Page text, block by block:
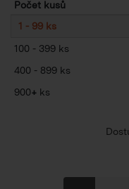
Počet kusů
1 - 99 ks
100 - 399 ks
400 - 899 ks
900+ ks